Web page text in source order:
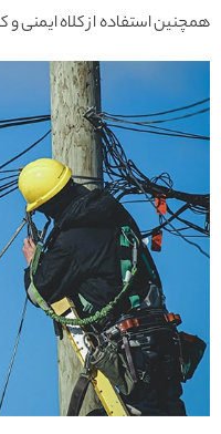
همچنین استفاده از کلاه ایمنی و